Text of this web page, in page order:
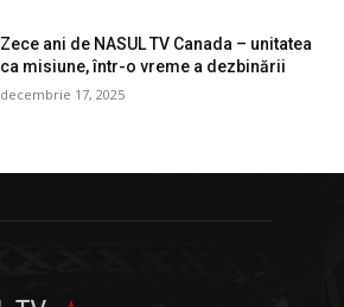
Zece ani de NASUL TV Canada – unitatea
ca misiune, într-o vreme a dezbinării
decembrie 17, 2025